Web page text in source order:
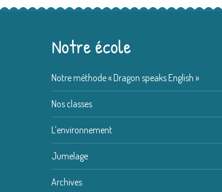
Notre école
Notre méthode « Dragon speaks English »
Nos classes
L’environnement
Jumelage
Archives